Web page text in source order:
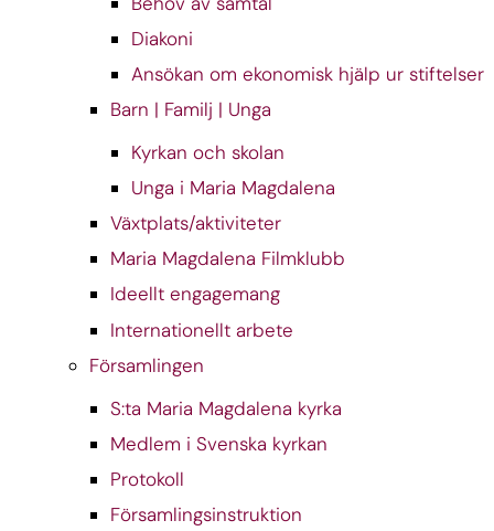
Diakoni
Ansökan om ekonomisk hjälp ur stiftelser
Barn | Familj | Unga
Kyrkan och skolan
Unga i Maria Magdalena
Växtplats/aktiviteter
Maria Magdalena Filmklubb
Ideellt engagemang
Internationellt arbete
Församlingen
S:ta Maria Magdalena kyrka
Medlem i Svenska kyrkan
Protokoll
Församlingsinstruktion